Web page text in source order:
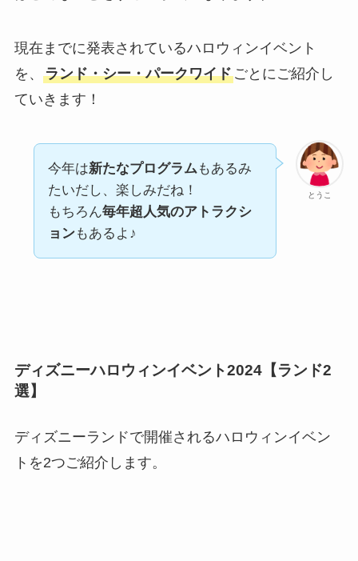
現在までに発表されているハロウィンイベント
を、 ランド・シー・パークワイドごとにご紹介し
ていきます！
とうこ
今年は新たなプログラムもあるみ
たいだし、楽しみだね！
もちろん毎年超人気のアトラクシ
ョンもあるよ♪
ディズニーハロウィンイベント2024【ランド2
選】
ディズニーランドで開催されるハロウィンイベン
トを2つご紹介します。